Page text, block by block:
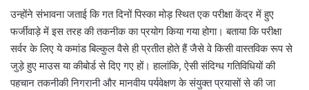
उन्होंने संभावना जताई कि गत दिनों पिस्का मोड़ स्थित एक परीक्षा केंद्र में हुए
फर्जीवाड़े में इस तरह की तकनीक का प्रयोग किया गया होगा। बताया कि परीक्षा
सर्वर के लिए ये कमांड बिल्कुल वैसे ही प्रतीत होते हैं जैसे वे किसी वास्तविक रूप से
जुड़े हुए माउस या कीबोर्ड से दिए गए हों। हालांकि, ऐसी संदिग्ध गतिविधियों की
पहचान तकनीकी निगरानी और मानवीय पर्यवेक्षण के संयुक्त प्रयासों से की जा